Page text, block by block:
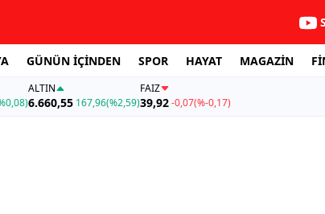
GÜNÜN İÇİNDEN SPOR HAYAT MAGAZİN
ALTIN
6.660,55 167,96(%2,59)
FAİZ
39,92-0,07(%-0,17)